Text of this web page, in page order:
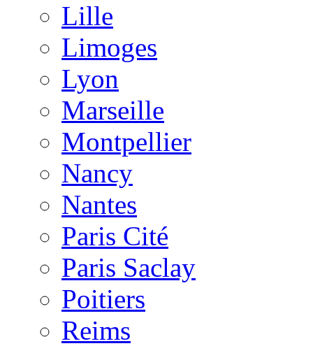
Lille
Limoges
Lyon
Marseille
Montpellier
Nancy
Nantes
Paris Cité
Paris Saclay
Poitiers
Reims